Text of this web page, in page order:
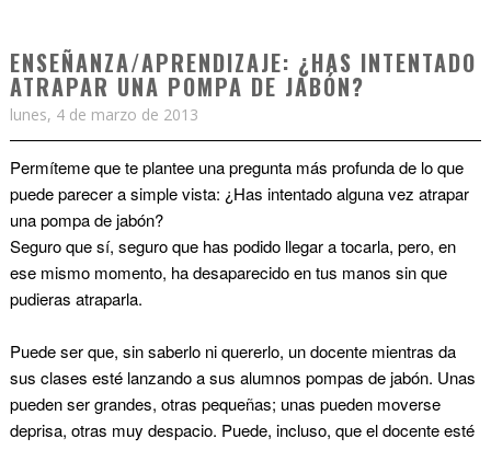
ENSEÑANZA/APRENDIZAJE: ¿HAS INTENTADO
ATRAPAR UNA POMPA DE JABÓN?
lunes, 4 de marzo de 2013
Permíteme que te plantee una pregunta más profunda de lo que
puede parecer a simple vista: ¿Has intentado alguna vez atrapar
una pompa de jabón?
Seguro que sí, seguro que has podido llegar a tocarla, pero, en
ese mismo momento, ha desaparecido en tus manos sin que
pudieras atraparla.
Puede ser que, sin saberlo ni quererlo, un docente mientras da
sus clases esté lanzando a sus alumnos pompas de jabón. Unas
pueden ser grandes, otras pequeñas; unas pueden moverse
deprisa, otras muy despacio. Puede, incluso, que el docente esté